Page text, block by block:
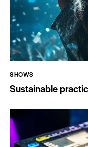
SHOWS
Sustainable